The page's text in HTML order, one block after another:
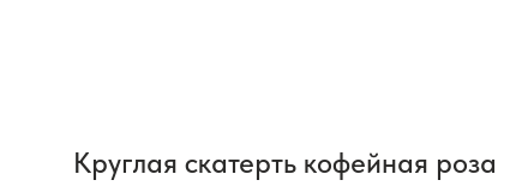
Круглая скатерть кофейная роза